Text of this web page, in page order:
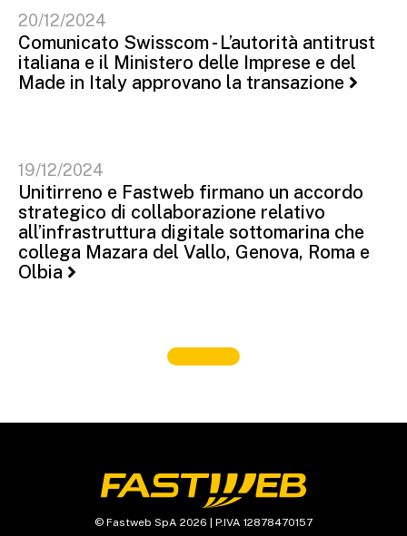
20/12/2024
Comunicato Swisscom - L’autorità antitrust
italiana e il Ministero delle Imprese e del
Made in Italy approvano la transazione
19/12/2024
Unitirreno e Fastweb firmano un accordo
strategico di collaborazione relativo
all’infrastruttura digitale sottomarina che
collega Mazara del Vallo, Genova, Roma e
Olbia
© Fastweb SpA 2026 | P.IVA 12878470157